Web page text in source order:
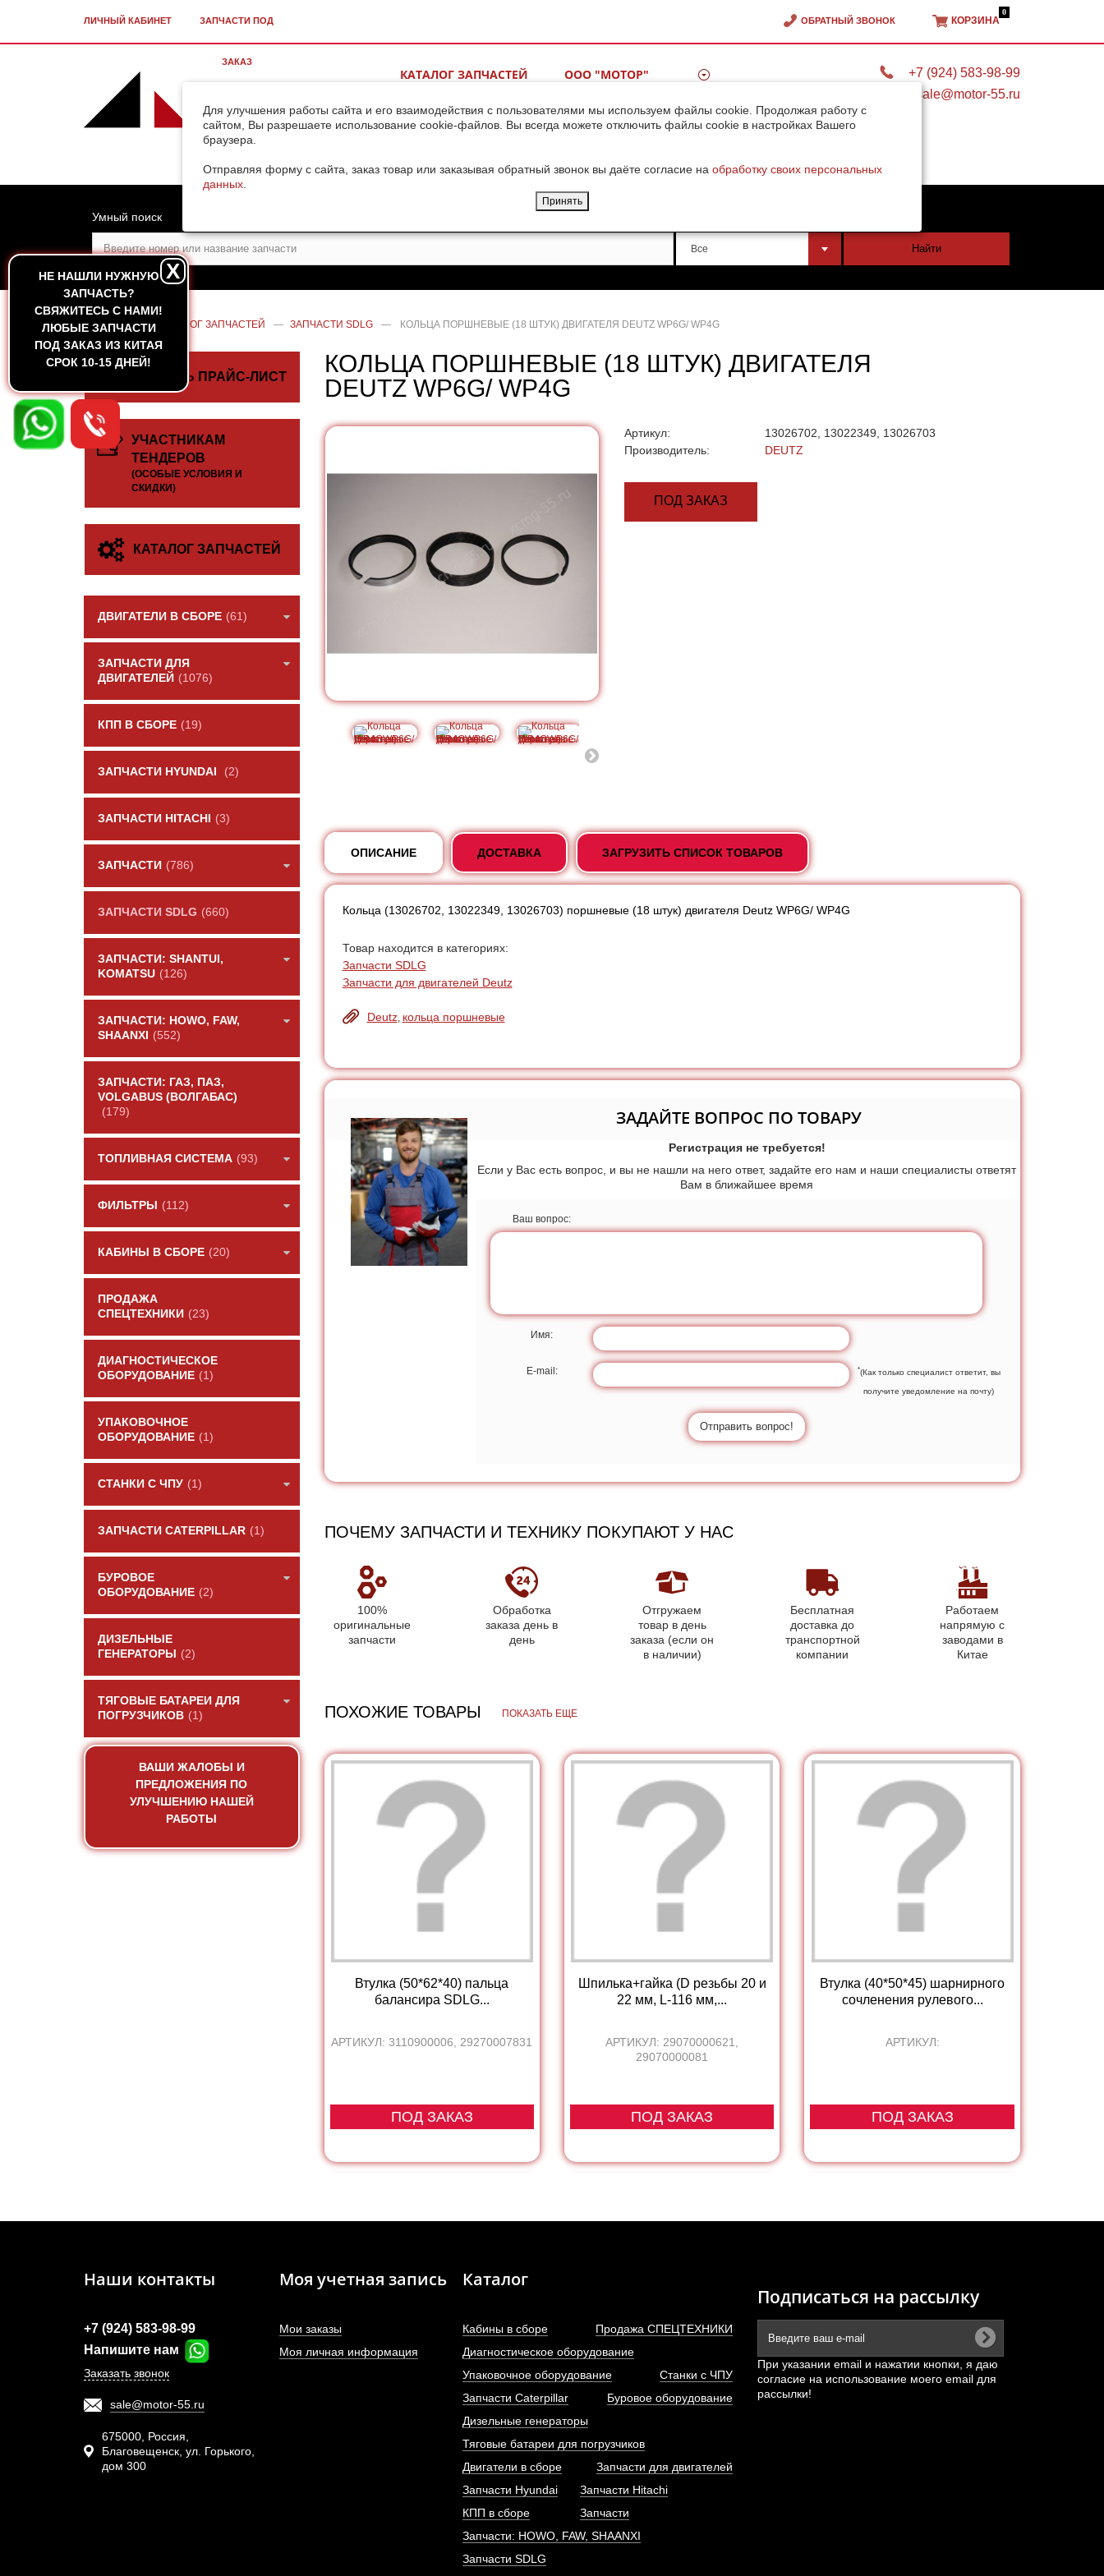
Для улучшения работы сайта и его взаимодействия с пользователями мы используем файлы cookie. Продолжая работу с
сайтом, Вы разрешаете использование cookie-файлов. Вы всегда можете отключить файлы cookie в настройках Вашего
браузера.
Отправляя форму с сайта, заказ товар или заказывая обратный звонок вы даёте согласие на обработку своих персональных
данных
Принять
ЛИЧНЫЙ КАБИНЕТ ЗАПЧАСТИ ПОД
ЗАКАЗ
ОБРАТНЫЙ ЗВОНОК КОРЗИНА
0
КАТАЛОГ ЗАПЧАСТЕЙ ООО "МОТОР"
ВИДЕОГАЛЕРЕЯ КОНТАКТЫ
+7 (924) 583-98-99
sale@motor-55.ru
НЕ НАШЛИ НУЖНУЮ
ЗАПЧАСТЬ?
CВЯЖИТЕСЬ С НАМИ!
ЛЮБЫЕ ЗАПЧАСТИ
ПОД ЗАКАЗ ИЗ КИТАЯ
СРОК 10-15 ДНЕЙ!
X
Умный поиск
Все Найти
ГЛАВНАЯ — КАТАЛОГ ЗАПЧАСТЕЙ — ЗАПЧАСТИ SDLG — КОЛЬЦА ПОРШНЕВЫЕ (18 ШТУК) ДВИГАТЕЛЯ DEUTZ WP6G/ WP4G
СКАЧАТЬ ПРАЙС-ЛИСТ
УЧАСТНИКАМ
ТЕНДЕРОВ
(ОСОБЫЕ УСЛОВИЯ И
СКИДКИ)
КАТАЛОГ ЗАПЧАСТЕЙ
ДВИГАТЕЛИ В СБОРЕ (61)
ЗАПЧАСТИ ДЛЯ
ДВИГАТЕЛЕЙ (1076)
КПП В СБОРЕ (19)
ЗАПЧАСТИ HYUNDAI (2)
ЗАПЧАСТИ HITACHI (3)
ЗАПЧАСТИ (786)
ЗАПЧАСТИ SDLG (660)
ЗАПЧАСТИ: SHANTUI,
KOMATSU (126)
ЗАПЧАСТИ: HOWO, FAW,
SHAANXI
(552)
ЗАПЧАСТИ: ГАЗ, ПАЗ,
VOLGABUS (ВОЛГАБАС)
(179)
ТОПЛИВНАЯ СИСТЕМА (93)
ФИЛЬТРЫ (112)
КАБИНЫ В СБОРЕ (20)
ПРОДАЖА
СПЕЦТЕХНИКИ (23)
ДИАГНОСТИЧЕСКОЕ
ОБОРУДОВАНИЕ (1)
УПАКОВОЧНОЕ
ОБОРУДОВАНИЕ (1)
СТАНКИ С ЧПУ (1)
ЗАПЧАСТИ CATERPILLAR (1)
БУРОВОЕ
ОБОРУДОВАНИЕ (2)
ДИЗЕЛЬНЫЕ
ГЕНЕРАТОРЫ
(2)
ТЯГОВЫЕ БАТАРЕИ ДЛЯ
ПОГРУЗЧИКОВ (1)
ВАШИ ЖАЛОБЫ И
ПРЕДЛОЖЕНИЯ ПО
УЛУЧШЕНИЮ НАШЕЙ
РАБОТЫ
КОЛЬЦА ПОРШНЕВЫЕ (18 ШТУК) ДВИГАТЕЛЯ
DEUTZ WP6G/ WP4G
Артикул:
13026702, 13022349, 13026703
Производитель:
DEUTZ
ПОД ЗАКАЗ
ОПИСАНИЕ ДОСТАВКА ЗАГРУЗИТЬ СПИСОК ТОВАРОВ
Кольца (13026702, 13022349, 13026703) поршневые (18 штук) двигателя Deutz WP6G/ WP4G
Товар находится в категориях:
Запчасти SDLG
Запчасти для двигателей Deutz
Deutz, кольца поршневые
ЗАДАЙТЕ ВОПРОС ПО ТОВАРУ
Регистрация не требуется!
Если у Вас есть вопрос, и вы не нашли на него ответ, задайте его нам и наши специалисты ответят
Вам в ближайшее время
Ваш вопрос:
Имя:
E-mail: *(Как только специалист ответит, вы
получите уведомление на почту)
Отправить вопрос!
ПОЧЕМУ ЗАПЧАСТИ И ТЕХНИКУ ПОКУПАЮТ У НАС
100%
оригинальные
запчасти
Обработка
заказа день в
день
Отгружаем
товар в день
заказа (если он
в наличии)
Бесплатная
доставка до
транспортной
компании
Работаем
напрямую с
заводами в
Китае
ПОХОЖИЕ ТОВАРЫ ПОКАЗАТЬ ЕЩЕ
Втулка (50*62*40) пальца
балансира SDLG...
АРТИКУЛ: 3110900006, 29270007831
ПОД ЗАКАЗ
Шпилька+гайка (D резьбы 20 и
22 мм, L-116 мм,...
АРТИКУЛ: 29070000621,
29070000081
ПОД ЗАКАЗ
Втулка (40*50*45) шарнирного
сочленения рулевого...
АРТИКУЛ:
ПОД ЗАКАЗ
ТНВД (топливный насос
высокого давления) двигателя...
АРТИКУЛ: 612601080575
ПОД ЗАКАЗ
Насос гидравлический
шлицов,...
АРТИКУЛ: 4120000684
ПОД ЗАКАЗ
Наши контакты
+7 (924) 583-98-99
Напишите нам
Заказать звонок
sale@motor-55.ru
675000, Россия,
Благовещенск, ул. Горького,
дом 300
Моя учетная запись
Мои заказы
Моя личная информация
Каталог
Двигатели в сборе Запчасти для двигателей
КПП в сборе
Запчасти Hyundai
Запчасти Hitachi
Запчасти
Запчасти SDLG
Запчасти: HOWO, FAW, SHAANXI
Кабины в сборе
Продажа СПЕЦТЕХНИКИ
Диагностическое оборудование
Упаковочное оборудование
Станки с ЧПУ
Запчасти Caterpillar
Буровое оборудование
Дизельные генераторы
Тяговые батареи для погрузчиков
Подписаться на рассылку
При указании email и нажатии кнопки, я даю
согласие на использование моего email для
рассылки!